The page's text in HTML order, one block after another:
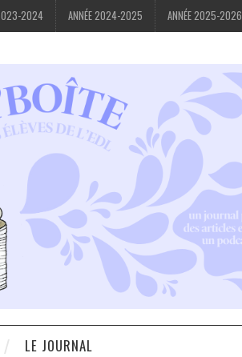
2024 ANNÉE 2024-2025 ANNÉE 2025-2026
LE JOURNAL